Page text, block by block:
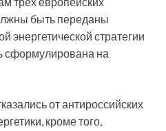
быть переданы
энергетической стратегии
сформулирована на
от антироссийских
кроме того,